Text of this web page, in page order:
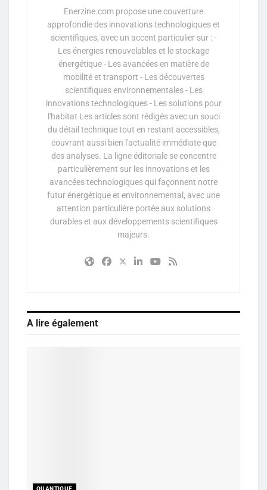
Enerzine.com propose une couverture
approfondie des innovations technologiques et
scientifiques, avec un accent particulier sur : -
Les énergies renouvelables et le stockage
énergétique - Les avancées en matière de
mobilité et transport - Les découvertes
scientifiques environnementales - Les
innovations technologiques - Les solutions pour
l'habitat Les articles sont rédigés avec un souci
du détail technique tout en restant accessibles,
couvrant aussi bien l'actualité immédiate que
des analyses. La ligne éditoriale se concentre
particulièrement sur les innovations et les
avancées technologiques qui façonnent notre
futur énergétique et environnemental, avec une
attention particulière portée aux solutions
durables et aux développements scientifiques
majeurs.
A lire également
QUANTIQUE